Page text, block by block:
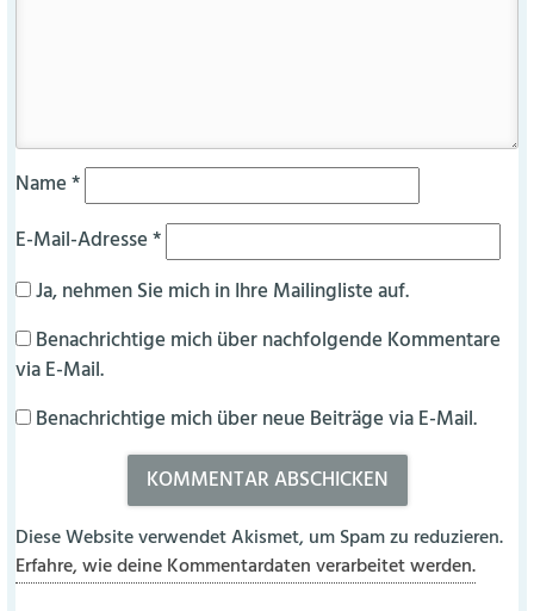
Name*
E-Mail-Adresse*
Ja, nehmen Sie mich in Ihre Mailingliste auf.
Benachrichtige mich über nachfolgende Kommentare
via E-Mail.
Benachrichtige mich über neue Beiträge via E-Mail.
Diese Website verwendet Akismet, um Spam zu reduzieren.
Erfahre, wie deine Kommentardaten verarbeitet werden.